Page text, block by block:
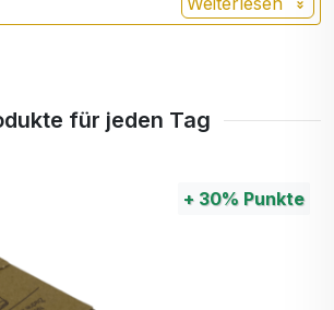
um die Hautbarriere zu
in Pennsylvania.
leicht ist, kann es für die
und generell für die
werden.
für jeden Tag
+ 30% Punkte